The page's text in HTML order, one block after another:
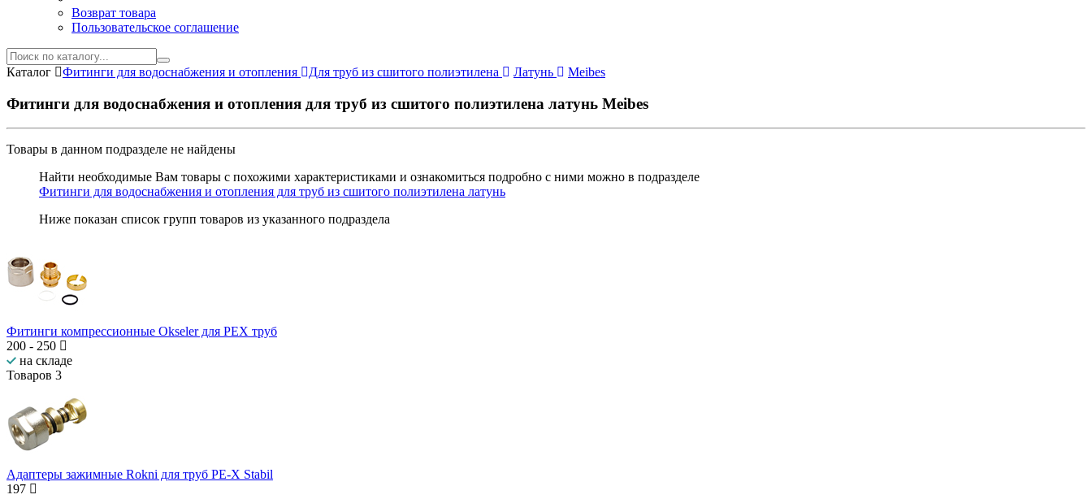
Возврат товара
Пользовательское соглашение
Каталог Фитинги для водоснабжения и отопления Для труб из сшитого полиэтилена Латунь Meibes
Фитинги для водоснабжения и отопления для труб из сшитого полиэтилена латунь Meibes
Товары в данном подразделе не найдены
Найти необходимые Вам товары с похожими характеристиками и ознакомиться подробно с ними можно в подразделе
Фитинги для водоснабжения и отопления для труб из сшитого полиэтилена латунь
Ниже показан список групп товаров из указанного подраздела
Фитинги компрессионные Okseler для PEX труб
200 - 250
на складе
Товаров 3
Адаптеры зажимные Rokni для труб PE-X Stabil
197